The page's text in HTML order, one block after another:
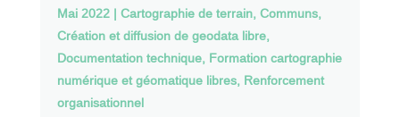
Mai 2022| Cartographie de terrain, Communs,
Création et diffusion de geodata libre,
Documentation technique, Formation cartographie
numérique et géomatique libres, Renforcement
organisationnel